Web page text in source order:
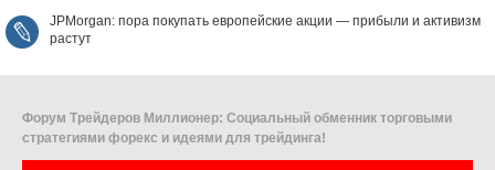
JPMorgan: пора покупать европейские акции — прибыли и активизм
растут
Форум Трейдеров Миллионер: Социальный обменник торговыми
стратегиями форекс и идеями для трейдинга!